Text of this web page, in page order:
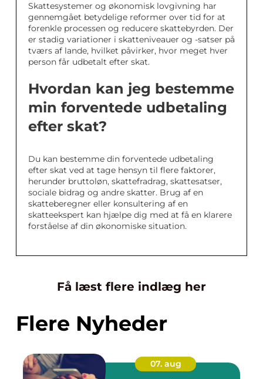
Skattesystemer og økonomisk lovgivning har
gennemgået betydelige reformer over tid for at
forenkle processen og reducere skattebyrden. Der
er stadig variationer i skatteniveauer og -satser på
tværs af lande, hvilket påvirker, hvor meget hver
person får udbetalt efter skat.
Hvordan kan jeg bestemme
min forventede udbetaling
efter skat?
Du kan bestemme din forventede udbetaling
efter skat ved at tage hensyn til flere faktorer,
herunder bruttoløn, skattefradrag, skattesatser,
sociale bidrag og andre skatter. Brug af en
skatteberegner eller konsultering af en
skatteekspert kan hjælpe dig med at få en klarere
forståelse af din økonomiske situation.
Få læst flere indlæg her
Flere Nyheder
07. aug